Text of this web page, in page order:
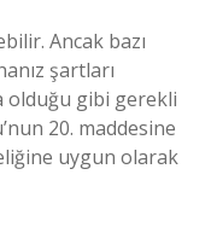
Ancak bazı
şartları
olduğu gibi gerekli
20. maddesine
uygun olarak